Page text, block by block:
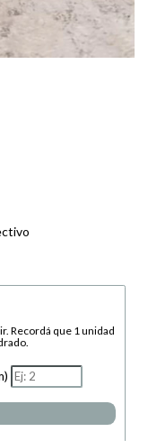
Recordá que 1 unidad